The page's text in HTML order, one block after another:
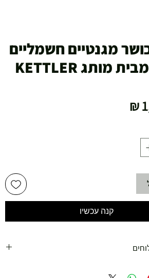
מגנטיים חשמליים
קנה עכשיו